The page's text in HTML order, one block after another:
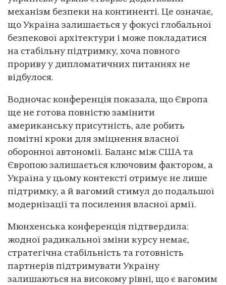
механізм безпеки на континенті. Це означає,
що Україна залишається у фокусі глобальної
безпекової архітектури і може покладатися
на стабільну підтримку, хоча повного
прориву у дипломатичних питаннях не
відбулося.
Водночас конференція показала, що Європа
ще не готова повністю замінити
американську присутність, але робить
помітні кроки для зміцнення власної
оборонної автономії. Баланс між США та
Європою залишається ключовим фактором, а
Україна у цьому контексті отримує не лише
підтримку, а й вагомий стимул до подальшої
модернізації та посилення власної армії.
Мюнхенська конференція підтвердила:
жодної радикальної зміни курсу немає,
стратегічна стабільність та готовність
партнерів підтримувати Україну
залишаються на високому рівні, що є вагомим